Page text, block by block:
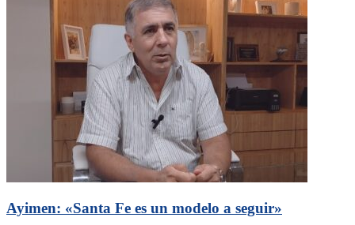
Ayimen: «Santa Fe es un modelo a seguir»